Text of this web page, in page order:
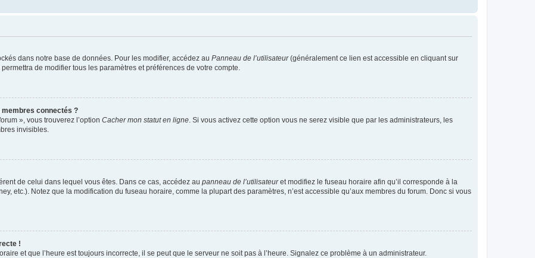
dans notre base de données. Pour les modifier, accédez au Panneau de l’utilisateur(généralement ce lien est accessible en cliquant sur
de modifier tous les paramètres et préférences de votre compte.
membres connectés ?
», vous trouverez l’option Cacher mon statut en ligne. Si vous activez cette option vous ne serez visible que par les administrateurs, les
invisibles.
de celui dans lequel vous êtes. Dans ce cas, accédez au panneau de l’utilisateuret modifiez le fuseau horaire afin qu’il corresponde à la
etc.). Notez que la modification du fuseau horaire, comme la plupart des paramètres, n’est accessible qu’aux membres du forum. Donc si vous
!
et que l’heure est toujours incorrecte, il se peut que le serveur ne soit pas à l’heure. Signalez ce problème à un administrateur.